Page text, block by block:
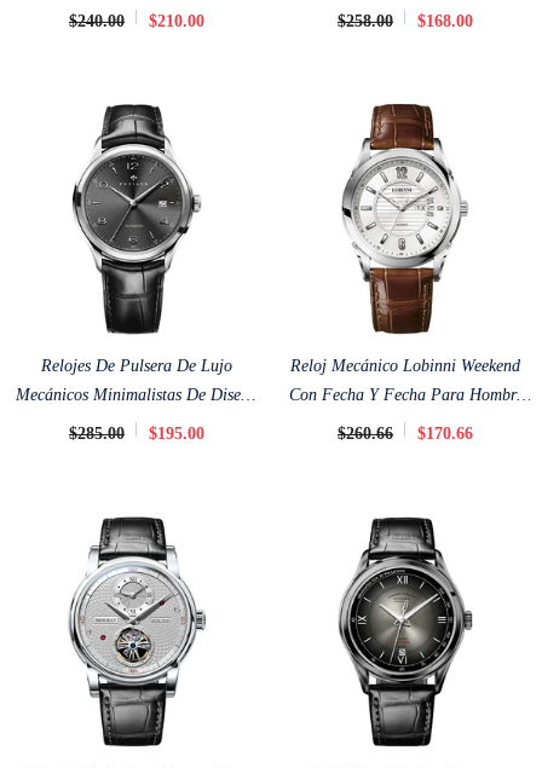
De 41 Mm
$240.00 $210.00
Automáticos De Negocios De 41,5
$258.00 $168.00
Relojes De Pulsera De Lujo
Mecánicos Minimalistas De Diseño
Poniger De 40 Mm
$285.00 $195.00
Reloj Mecánico Lobinni Weekend
Con Fecha Y Fecha Para Hombre
De 41,5 Mm
$260.66 $170.66